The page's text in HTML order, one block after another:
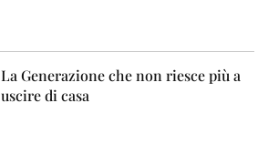
La Generazione che non riesce più a
uscire di casa